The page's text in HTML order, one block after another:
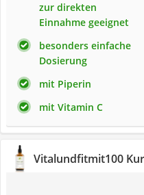
zur direkten
Einnahme geeignet
besonders einfache
Dosierung
mit Piperin
mit Vitamin C
Vitalundfitmit100